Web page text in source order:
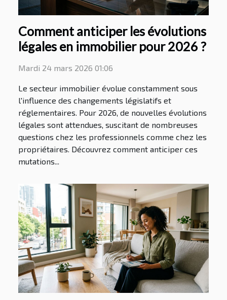
Comment anticiper les évolutions
légales en immobilier pour 2026 ?
Mardi 24 mars 2026 01:06
Le secteur immobilier évolue constamment sous
l'influence des changements législatifs et
réglementaires. Pour 2026, de nouvelles évolutions
légales sont attendues, suscitant de nombreuses
questions chez les professionnels comme chez les
propriétaires. Découvrez comment anticiper ces
mutations...